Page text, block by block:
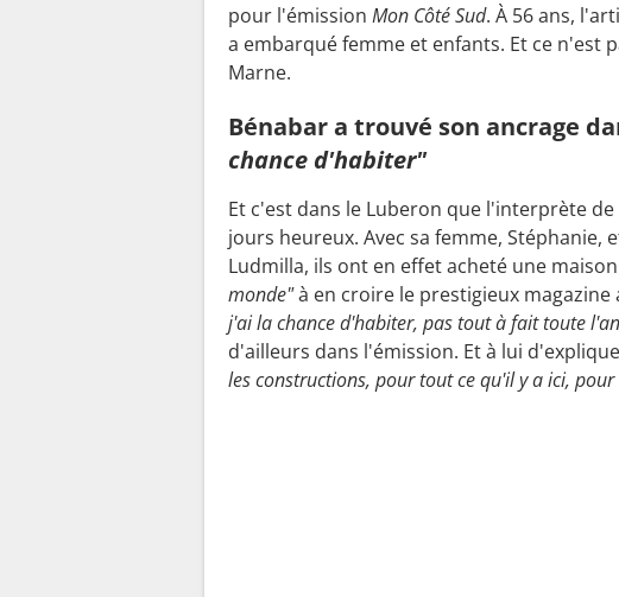
i
s
o
n
s
t
7
0
d
pour l'émission Mon Côté Sud. À 56 ans,
a embarqué femme et enfants. Et ce n'est
Marne.
Bénabar a trouvé son ancrage
chance d'habiter"
Et c'est dans le Luberon que l'interprète de
jours heureux. Avec sa femme, Stéphanie,
Ludmilla, ils ont en effet acheté une
monde"à en croire le prestigieux magazine
j'ai la chance d'habiter, pas tout à fait toute
d'ailleurs dans l'émission. Et à lui
les constructions, pour tout ce qu'il y a ici,